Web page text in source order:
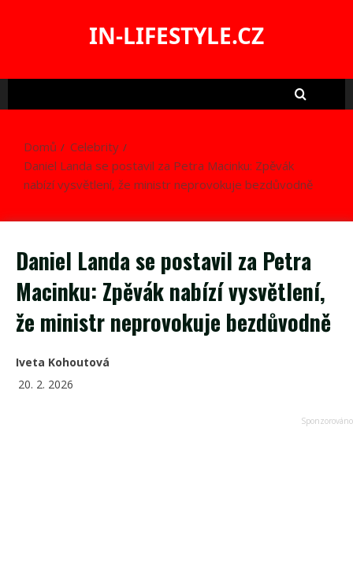
IN-LIFESTYLE.CZ
Domů
Celebrity
Daniel Landa se postavil za Petra Macinku: Zpěvák
nabízí vysvětlení, že ministr neprovokuje bezdůvodně
Daniel Landa se postavil za Petra
Macinku: Zpěvák nabízí vysvětlení,
že ministr neprovokuje bezdůvodně
Iveta Kohoutová
20. 2. 2026